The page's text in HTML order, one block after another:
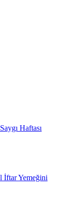
Haftası
İftar Yemeğini